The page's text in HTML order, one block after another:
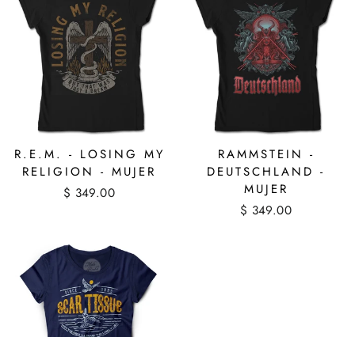
R.E.M. - LOSING MY
RELIGION - MUJER
$ 349.00
RAMMSTEIN -
DEUTSCHLAND -
MUJER
$ 349.00